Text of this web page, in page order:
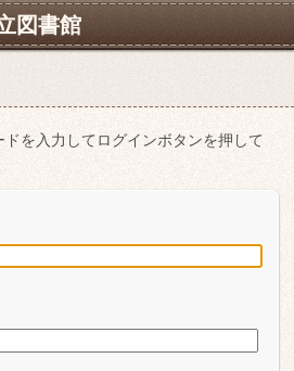
図書館
を入力してログインボタンを押して